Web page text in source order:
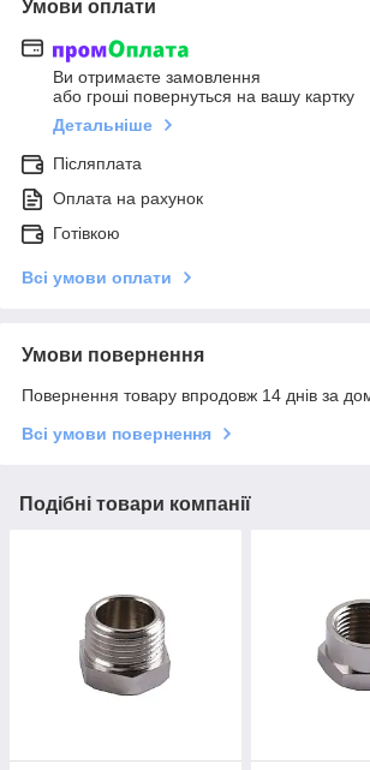
Умови оплати
Ви отримаєте замовлення
або гроші повернуться на вашу картку
Детальніше
Післяплата
Оплата на рахунок
Готівкою
Всі умови оплати
Умови повернення
Повернення товару впродовж 14 днів за
Всі умови повернення
Подібні товари компанії